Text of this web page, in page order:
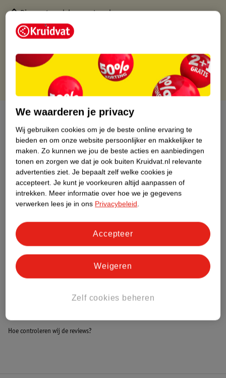
Binnen 1 werkdag verstuurd
Gratis thuisbezorgd
Gratis retourneren via verkooppartner.
Over dit product
Productinformatie
Nature Impact Score
Dit product heeft (nog) geen Nature
Impact Score.
Meer informatie
Bestel & Bezorginformatie
Hoe controleren wij de reviews?
We waarderen je privacy
Wij gebruiken cookies om je de beste online ervaring te
bieden en om onze website persoonlijker en makkelijker te
maken. Zo kunnen we jou de beste acties en aanbiedingen
tonen en zorgen we dat je ook buiten Kruidvat.nl relevante
advertenties ziet. Je bepaalt zelf welke cookies je
accepteert. Je kunt je voorkeuren altijd aanpassen of
intrekken. Meer informatie over hoe we je gegevens
verwerken lees je in ons Privacybeleid.
Zelf cookies beheren
Weigeren
Accepteer